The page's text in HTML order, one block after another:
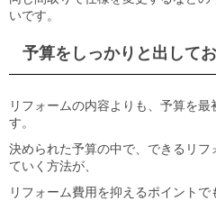
いです。
予算をしっかりと出して
リフォームの内容よりも、予算を
す。
決められた予算の中で、できるリ
ていく方法が、
リフォーム費用を抑えるポイントで